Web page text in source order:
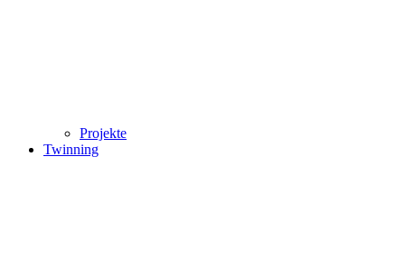
Projekte
Twinning